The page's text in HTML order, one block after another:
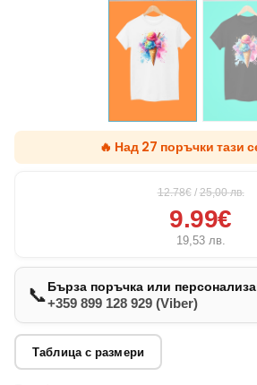
🔥 Над 27 поръчки тази
12.78€ / 25,00лв.
9.99€
19,53 лв.
📞Бърза поръчка или
+359 899 128 929 (Viber)
Таблица с размери